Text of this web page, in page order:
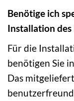
Benötige ich
Installation des
Für die
benötigen Sie
Das